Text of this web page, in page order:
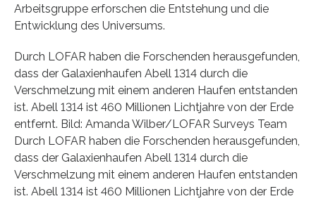
Arbeitsgruppe erforschen die Entstehung und die
Entwicklung des Universums.
Durch LOFAR haben die Forschenden herausgefunden,
dass der Galaxienhaufen Abell 1314 durch die
Verschmelzung mit einem anderen Haufen entstanden
ist. Abell 1314 ist 460 Millionen Lichtjahre von der Erde
entfernt. Bild: Amanda Wilber/LOFAR Surveys Team
Durch LOFAR haben die Forschenden herausgefunden,
dass der Galaxienhaufen Abell 1314 durch die
Verschmelzung mit einem anderen Haufen entstanden
ist. Abell 1314 ist 460 Millionen Lichtjahre von der Erde